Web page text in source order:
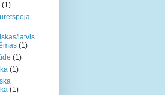
(1)
latvis
(1)
(1)
(1)
(1)